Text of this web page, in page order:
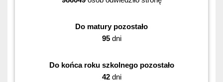
Do matury pozostało
95dni
Do końca roku szkolnego pozostało
42dni